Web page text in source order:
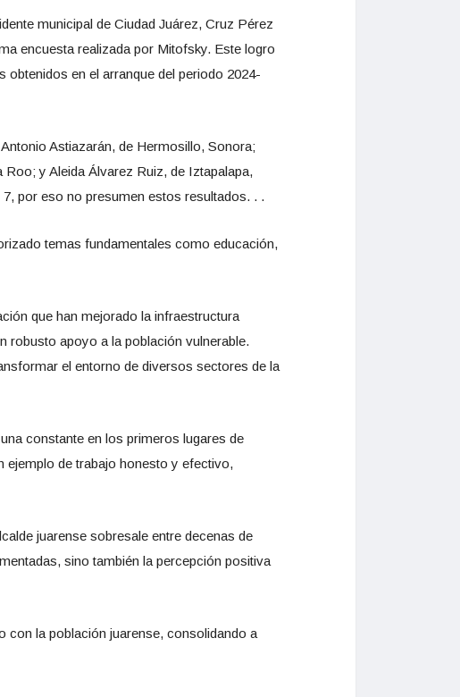
municipal de Ciudad Juárez, Cruz Pérez
encuesta realizada por Mitofsky. Este logro
en el arranque del periodo 2024-
Astiazarán, de Hermosillo, Sonora;
y Aleida Álvarez Ruiz, de Iztapalapa,
por eso no presumen estos resultados. . .
temas fundamentales como educación,
que han mejorado la infraestructura
robusto apoyo a la población vulnerable.
el entorno de diversos sectores de la
constante en los primeros lugares de
ejemplo de trabajo honesto y efectivo,
juarense sobresale entre decenas de
sino también la percepción positiva
con la población juarense, consolidando a